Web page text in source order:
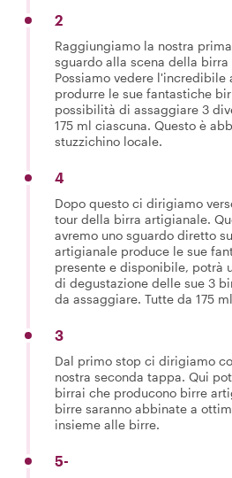
2
Raggiungiamo la nostra
sguardo alla scena della
Possiamo vedere l'incredibile
produrre le sue fantastiche
possibilità di assaggiare 3
175 ml ciascuna. Questo è
stuzzichino locale.
4
Dopo questo ci dirigiamo
tour della birra artigianale.
avremo uno sguardo diretto
artigianale produce le sue
presente e disponibile, potrà
di degustazione delle sue 3
da assaggiare. Tutte da 175
3
Dal primo stop ci dirigiamo
nostra seconda tappa. Qui
birrai che producono birre
birre saranno abbinate a
insieme alle birre.
5-